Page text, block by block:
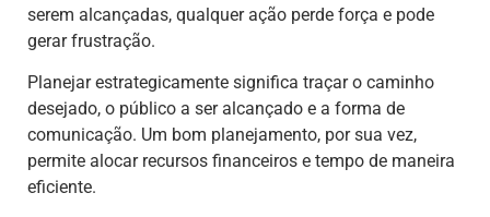
serem alcançadas, qualquer ação perde força e pode
gerar frustração.
Planejar estrategicamente significa traçar o caminho
desejado, o público a ser alcançado e a forma de
comunicação. Um bom planejamento, por sua vez,
permite alocar recursos financeiros e tempo de maneira
eficiente.